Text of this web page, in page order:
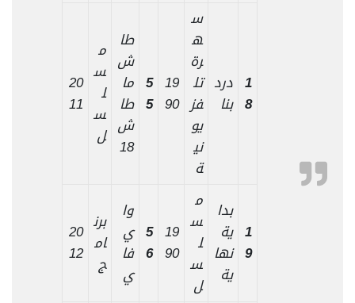
1
8
درد
بنا
س
ه
رة
تل
فز
يو
ني
ة
19
90
5
5
طا
ش
ما
طا
ش
18
م
س
ل
س
ل
20
11
1
9
بدا
ية
نها
ية
م
س
ل
س
ل
19
90
5
6
وا
ي
فا
ي
برن
ام
ج
20
12